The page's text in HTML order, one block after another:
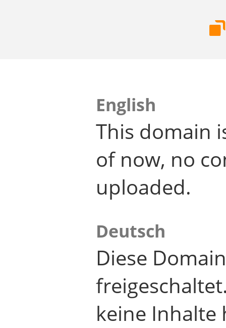
English
This domain
of now, no
uploaded.
Deutsch
Diese
keine Inhalte